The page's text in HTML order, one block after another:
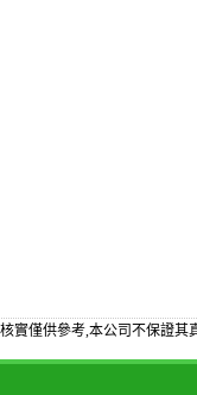
實僅供參考,本公司不保證